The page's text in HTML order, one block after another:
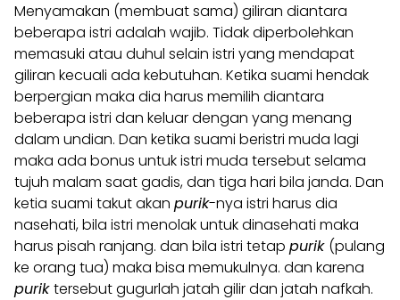
Menyamakan (membuat sama) giliran diantara
beberapa istri adalah wajib. Tidak diperbolehkan
memasuki atau duhul selain istri yang mendapat
giliran kecuali ada kebutuhan. Ketika suami hendak
berpergian maka dia harus memilih diantara
beberapa istri dan keluar dengan yang menang
dalam undian. Dan ketika suami beristri muda lagi
maka ada bonus untuk istri muda tersebut selama
tujuh malam saat gadis, dan tiga hari bila janda. Dan
ketia suami takut akan purik-nya istri harus dia
nasehati, bila istri menolak untuk dinasehati maka
harus pisah ranjang. dan bila istri tetap purik (pulang
ke orang tua) maka bisa memukulnya. dan karena
puriktersebut gugurlah jatah gilir dan jatah nafkah.